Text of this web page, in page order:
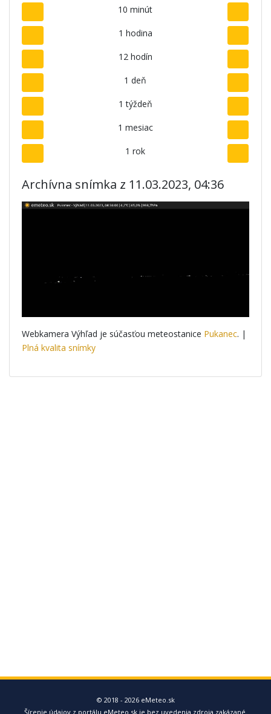
10 minút
1 hodina
12 hodín
1 deň
1 týždeň
1 mesiac
1 rok
Archívna snímka z 11.03.2023, 04:36
Webkamera Výhľad je súčasťou meteostanice Pukanec. |
Plná kvalita snímky
© 2018 - 2026 eMeteo.sk
Šírenie údajov z portálu eMeteo.sk je bez uvedenia zdroja zakázané.